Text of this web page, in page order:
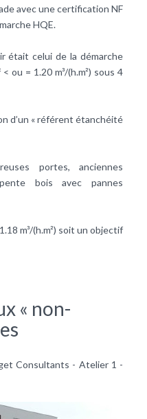
avec une certification NF
HQE.
était celui de la démarche
ou = 1.20 m³/(h.m²) sous 4
d’un « référent étanchéité
portes, anciennes
bois avec pannes
m³/(h.m²) soit un objectif
« non-
Consultants - Atelier 1 -